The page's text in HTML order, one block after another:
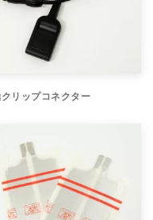
リップコネクター